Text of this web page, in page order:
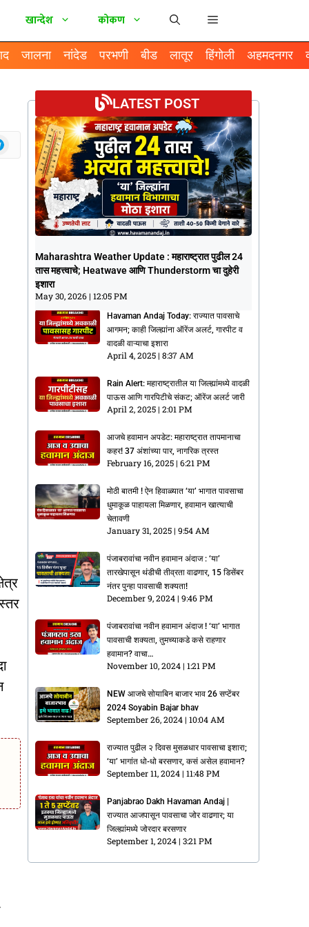
खान्देश कोकण
जालना नांदेड परभणी बीड लातूर हिंगोली अहमदनगर
LATEST POST
Maharashtra Weather Update : महाराष्ट्रात पुढील 24
तास महत्त्वाचे; Heatwave आणि Thunderstorm चा दुहेरी
इशारा
May 30, 2026 12:05 PM
महाराष्ट्रात पुढील 24 तास महत्त्वाचे; Heatwave
आणि Thunderstorm चा दुहेरी इशारा
Havaman Andaj Today: राज्यात पावसाचे
आगमन; काही जिल्ह्यांना ऑरेंज अलर्ट, गारपीट व
वादळी वाऱ्याचा इशारा
April 4, 2025 8:37 AM
Rain Alert: महाराष्ट्रातील या जिल्ह्यांमध्ये वादळी
पाऊस आणि गारपिटीचे संकट; ऑरेंज अलर्ट जारी
April 2, 2025 2:01 PM
आजचे हवामान अपडेट: महाराष्ट्रात तापमानाचा
कहर! 37 अंशांच्या पार, नागरिक त्रस्त
February 16, 2025 6:21 PM
मोठी बातमी ! ऐन हिवाळ्यात ‘या’ भागात पावसाचा
धुमाकूळ पाहायला मिळणार, हवामान खात्याची
चेतावणी
January 31, 2025 9:54 AM
पंजाबरावांचा नवीन हवामान अंदाज : ‘या’
तारखेपासून थंडीची तीव्रता वाढणार, 15 डिसेंबर
नंतर पुन्हा पावसाची शक्यता!
December 9, 2024 9:46 PM
पंजाबरावांचा नवीन हवामान अंदाज ! ‘या’ भागात
पावसाची शक्यता, तुमच्याकडे कसे राहणार
हवामान? वाचा…
November 10, 2024 1:21 PM
NEW आजचे सोयाबिन बाजार भाव 26 सप्टेंबर
2024 Soyabin Bajar bhav
September 26, 2024 10:04 AM
राज्यात पुढील २ दिवस मुसळधार पावसाचा इशारा;
‘या’ भागांत धो-धो बरसणार, कसं असेल हवामान?
September 11, 2024 11:48 PM
Panjabrao Dakh Havaman Andaj |
राज्यात आजपासून पावसाचा जोर वाढणार; या
जिल्ह्यांमध्ये जोरदार बरसणार
September 1, 2024 3:21 PM